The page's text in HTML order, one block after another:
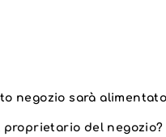
negozio sarà
proprietario del